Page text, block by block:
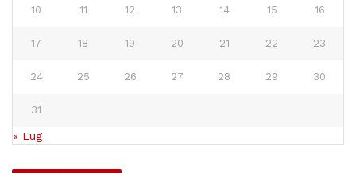
10 11 12 13 14 15 16
17 18 19 20 21 22 23
24 25 26 27 28 29 30
31
« Lug